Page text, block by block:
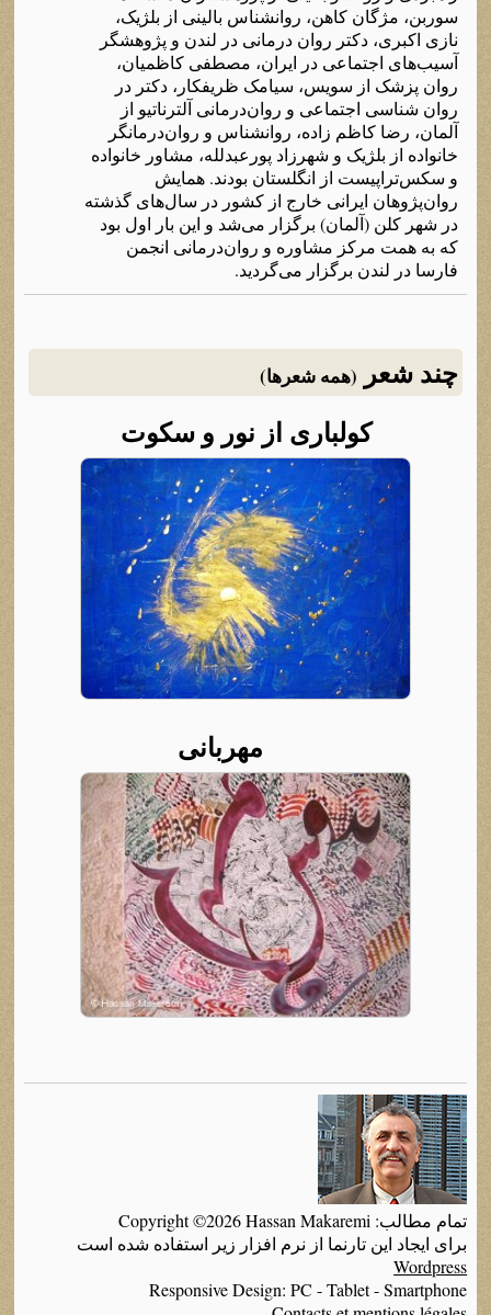
سوربن، مژگان کاهن، روانشناس بالینی از بلژیک،
نازی اکبری، دکتر روان درمانی در لندن و پژوهشگر
آسیب‌های اجتماعی در ایران، مصطفی کاظمیان،
روان پزشک از سویس، سیامک ظریفکار، دکتر در
روان شناسی اجتماعی و روان‌درمانی آلترناتیو از
آلمان، رضا کاظم زاده، روانشناس و روان‌درمانگر
خانواده از بلژیک و شهرزاد پورعبدلله، مشاور خانواده
و سکس‌تراپیست از انگلستان بودند. همایش
روان‌پژوهان ایرانی خارج از کشور در سال‌های گذشته
در شهر کلن (آلمان) برگزار می‌شد و این بار اول بود
که به همت مرکز مشاوره و روان‌درمانی انجمن
فارسا در لندن برگزار می‌گردید.
چند شعر (همه شعرها)
کولباری از نور و سکوت
مهربانی
تمام مطالب: Copyright ©2026 Hassan Makaremi
برای ایجاد این تارنما از نرم افزار زیر استفاده شده است
Wordpress
Responsive Design: PC - Tablet - Smartphone